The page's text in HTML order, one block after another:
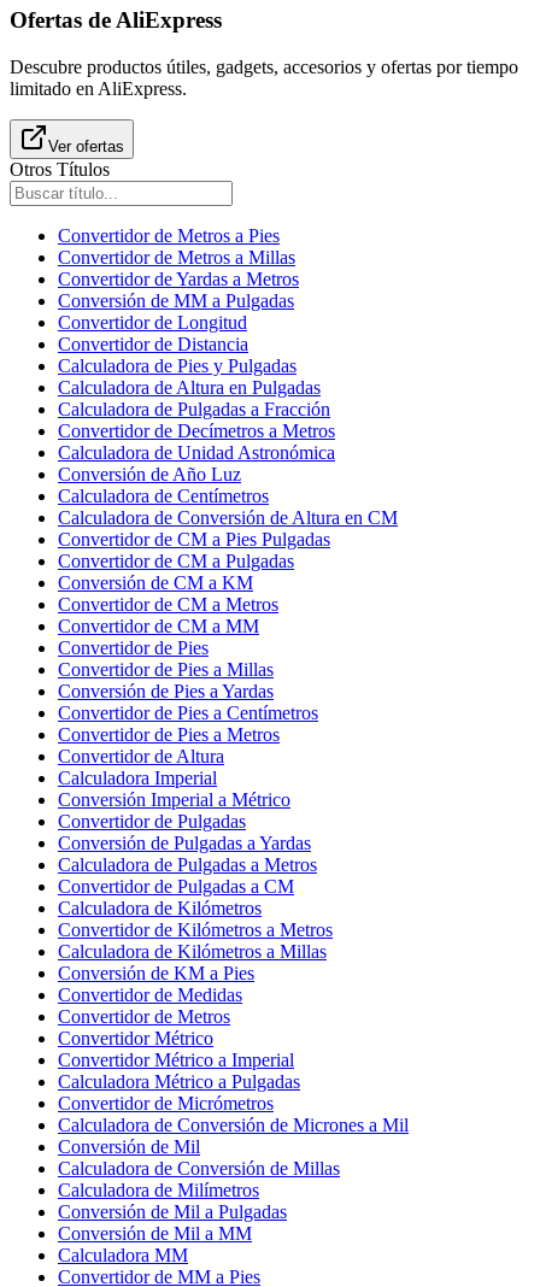
Ofertas de AliExpress
Descubre productos útiles, gadgets, accesorios y ofertas por tiempo
limitado en AliExpress.
Ver ofertas
Otros Títulos
Convertidor de Metros a Pies
Convertidor de Metros a Millas
Convertidor de Yardas a Metros
Conversión de MM a Pulgadas
Convertidor de Longitud
Convertidor de Distancia
Calculadora de Pies y Pulgadas
Calculadora de Altura en Pulgadas
Calculadora de Pulgadas a Fracción
Convertidor de Decímetros a Metros
Calculadora de Unidad Astronómica
Conversión de Año Luz
Calculadora de Centímetros
Calculadora de Conversión de Altura en CM
Convertidor de CM a Pies Pulgadas
Convertidor de CM a Pulgadas
Conversión de CM a KM
Convertidor de CM a Metros
Convertidor de CM a MM
Convertidor de Pies
Convertidor de Pies a Millas
Conversión de Pies a Yardas
Convertidor de Pies a Centímetros
Convertidor de Pies a Metros
Convertidor de Altura
Calculadora Imperial
Conversión Imperial a Métrico
Convertidor de Pulgadas
Conversión de Pulgadas a Yardas
Calculadora de Pulgadas a Metros
Convertidor de Pulgadas a CM
Calculadora de Kilómetros
Convertidor de Kilómetros a Metros
Calculadora de Kilómetros a Millas
Conversión de KM a Pies
Convertidor de Medidas
Convertidor de Metros
Convertidor Métrico
Convertidor Métrico a Imperial
Calculadora Métrico a Pulgadas
Convertidor de Micrómetros
Calculadora de Conversión de Micrones a Mil
Conversión de Mil
Calculadora de Conversión de Millas
Calculadora de Milímetros
Conversión de Mil a Pulgadas
Conversión de Mil a MM
Calculadora MM
Convertidor de MM a Pies